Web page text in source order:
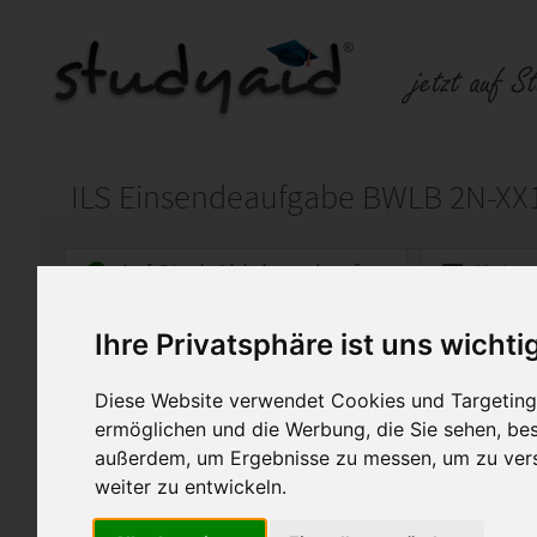
Ihre Privatsphäre ist uns
Diese Website verwendet Cookies und
ermöglichen und die Werbung, die Sie sehen,
außerdem, um Ergebnisse zu messen, um zu
weiter zu entwickeln.
ILS Einsendeaufgabe BWLB 2N-
Auf StudyAid.de verkaufen
Startseite Rechnungswesen
Grundlagen des
93/100 Punkten (1,0)
Die Lösung bitte nur als